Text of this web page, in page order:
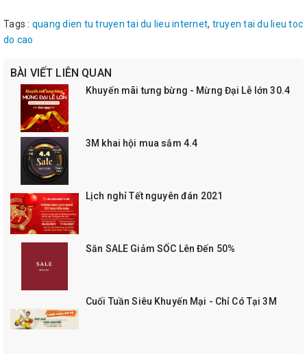
Tags : quang dien tu truyen tai du lieu internet, truyen tai du lieu toc
do cao
BÀI VIẾT LIÊN QUAN
Khuyến mãi tưng bừng - Mừng Đại Lễ lớn 30.4
3M khai hội mua sắm 4.4
Lịch nghỉ Tết nguyên đán 2021
Săn SALE Giảm SỐC Lên Đến 50%
Cuối Tuần Siêu Khuyến Mại - Chỉ Có Tại 3M